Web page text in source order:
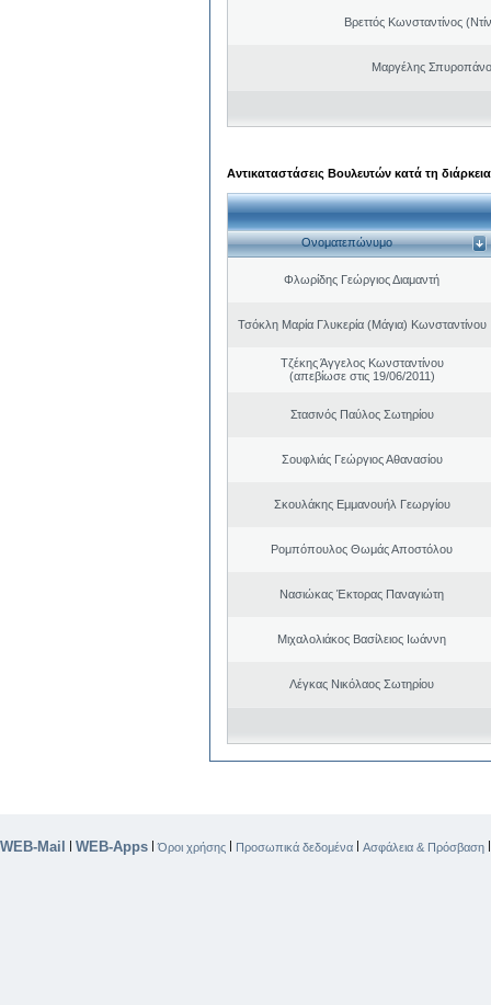
Βρεττός Κωνσταντίνος
Μαργέλης
Αντικαταστάσεις Βουλευτών κατά τη
Ονοματεπώνυμο
Φλωρίδης Γεώργιος Διαμαντή
Τσόκλη Μαρία Γλυκερία (Μάγια) Κωνσταντίνου
Τζέκης Άγγελος Κωνσταντίνου
(απεβίωσε στις 19/06/2011)
Στασινός Παύλος Σωτηρίου
Σουφλιάς Γεώργιος Αθανασίου
Σκουλάκης Εμμανουήλ Γεωργίου
Ρομπόπουλος Θωμάς Αποστόλου
Νασιώκας Έκτορας Παναγιώτη
Μιχαλολιάκος Βασίλειος Ιωάννη
Λέγκας Νικόλαος Σωτηρίου
WEB-Mail | WEB-Apps |Όροι χρήσης | Προσωπικά δεδομένα | Ασφάλεια & Πρόσβαση